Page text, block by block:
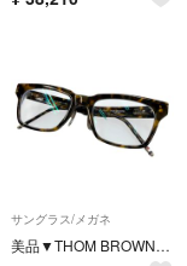
サングラス/メガネ
美品▼THOM BROWNE トムブラウン TBX418 マーブル ウェリントン メガネ 眼鏡 アイウェア クリアブラウン 54□21-147 度入 日本製 メンズ